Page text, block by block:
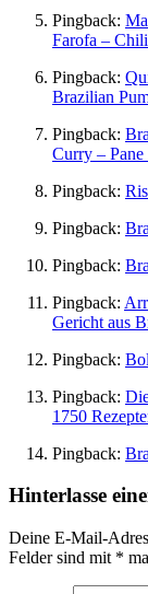
Pingback:
Farofa –
Pingback:
Brazilian
Pingback:
Curry – Pane
Pingback:
Pingback:
Pingback:
Pingback:
Gericht aus
Pingback:
Pingback:
1750
Pingback:
Hinterlasse
Deine E-Mail-
Felder sind mit *